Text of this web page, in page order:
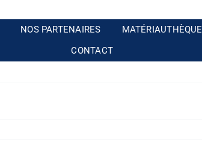
NOS PARTENAIRES MATÉRIAUTHÈQUE
CONTACT